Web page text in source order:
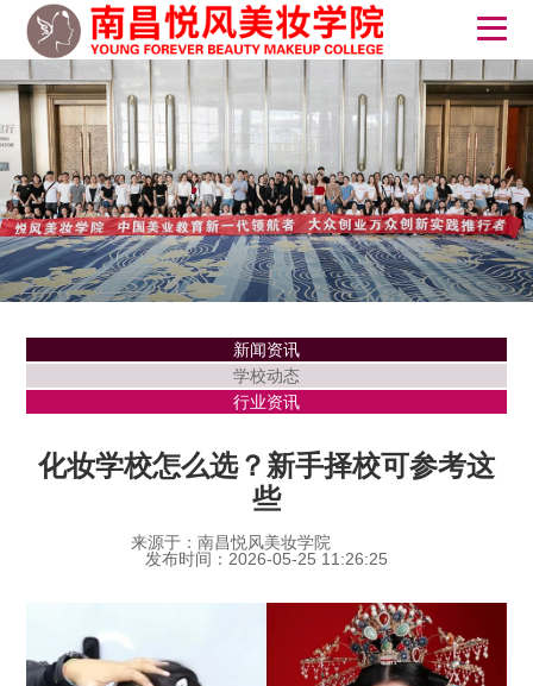
新闻资讯
学校动态
行业资讯
化妆学校怎么选？新手择校可参考这
些
来源于：南昌悦风美妆学院
发布时间：2026-05-25 11:26:25